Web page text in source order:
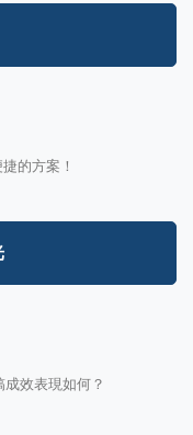
的方案！
效表現如何？